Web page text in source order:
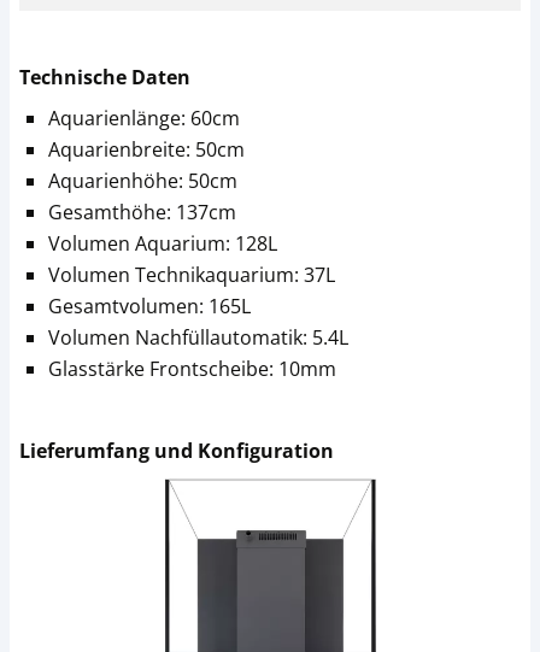
Technische Daten
Aquarienlänge: 60cm
Aquarienbreite: 50cm
Aquarienhöhe: 50cm
Gesamthöhe: 137cm
Volumen Aquarium: 128L
Volumen Technikaquarium: 37L
Gesamtvolumen: 165L
Volumen Nachfüllautomatik: 5.4L
Glasstärke Frontscheibe: 10mm
Lieferumfang und Konfiguration